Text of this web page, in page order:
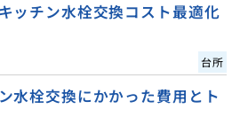
ッチン水栓交換コスト最適化
台所
水栓交換にかかった費用とト